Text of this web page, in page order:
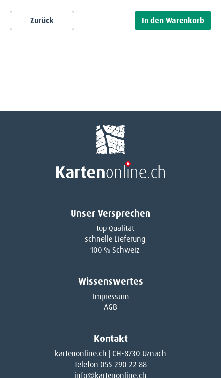
Zurück
Unser Versprechen
top Qualität
schnelle Lieferung
100 % Schweiz
Wissenswertes
Impressum
AGB
Kontakt
kartenonline.ch | CH-8730 Uznach
Telefon 055 290 22 88
info@kartenonline.ch